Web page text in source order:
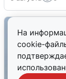
На
cookie-